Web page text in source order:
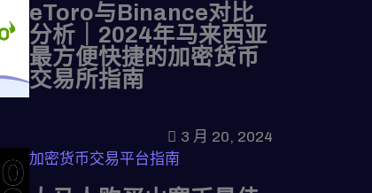
eToro与Binance对比
分析｜2024年马来西亚
最方便快捷的加密货币
交易所指南
3 月 20, 2024
加密货币交易平台指南